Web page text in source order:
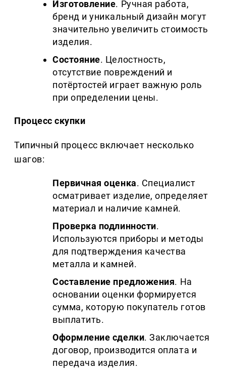
Изготовление. Ручная работа,
бренд и уникальный дизайн могут
значительно увеличить стоимость
изделия.
Состояние. Целостность,
отсутствие повреждений и
потёртостей играет важную роль
при определении цены.
Процесс скупки
Типичный процесс включает несколько
шагов:
Первичная оценка. Специалист
осматривает изделие, определяет
материал и наличие камней.
Проверка подлинности.
Используются приборы и методы
для подтверждения качества
металла и камней.
Составление предложения. На
основании оценки формируется
сумма, которую покупатель готов
выплатить.
Оформление сделки. Заключается
договор, производится оплата и
передача изделия.